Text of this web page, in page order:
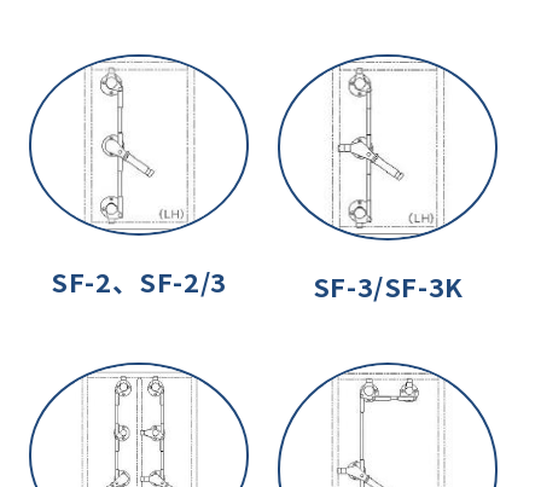
SF-2、SF-2/3 SF-3/SF-3K